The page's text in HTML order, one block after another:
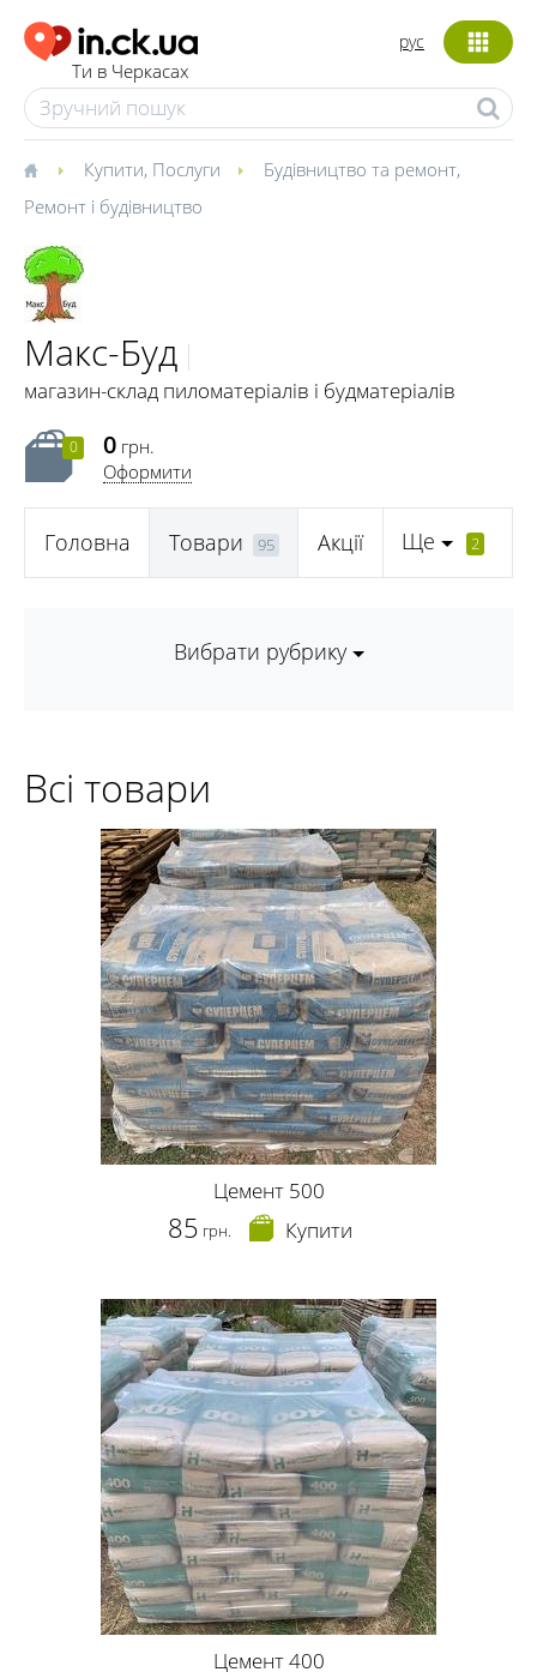
Ти в Черкасах
рус
Купити, Послуги Будівництво та ремонт,
Ремонт і будівництво
Макс-Буд
магазин-склад пиломатеріалів і будматеріалів
0 0 грн.
Оформити
Головна Товари 95 Акції Ще 2
Вибрати рубрику
Всі товари
Цемент 500
85 грн. Купити
Цемент 400